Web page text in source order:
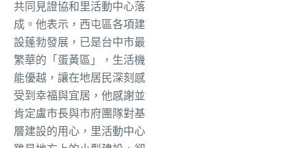
共同見證協和里活動中心落
成。他表示，西屯區各項建
設蓬勃發展，已是台中市最
繁華的「蛋黃區」，生活機
能優越，讓在地居民深刻感
受到幸福與宜居，他感謝並
肯定盧市長與市府團隊對基
層建設的用心，里活動中心